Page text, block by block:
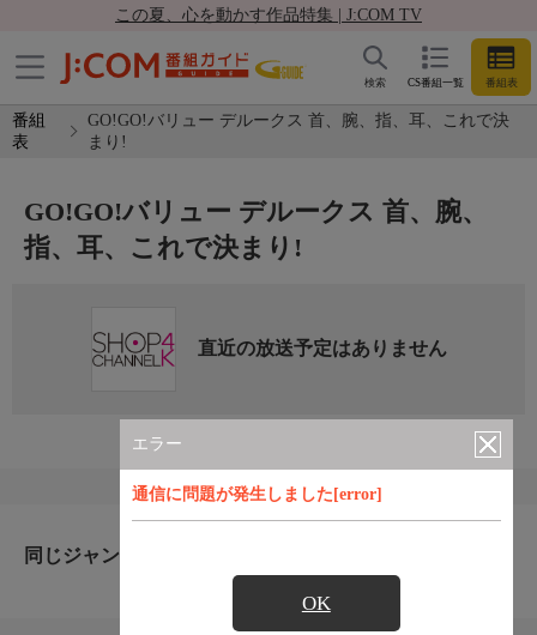
この夏、心を動かす作品特集 | J:COM TV
CS番組一覧 番組表
検索
番組
表
GO!GO!バリュー デルークス 首、腕、指、耳、これで決
まり!
エラー
通信に問題が発生しました[error]
OK
GO!GO!バリュー デルークス 首、腕、
指、耳、これで決まり!
直近の放送予定はありません
同じジャンルのおすすめ番組